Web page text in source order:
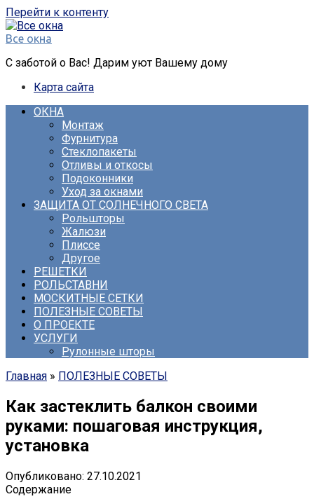
Перейти к контенту
Все окна
С заботой о Вас! Дарим уют Вашему дому
Карта сайта
ОКНА
Монтаж
Фурнитура
Стеклопакеты
Отливы и откосы
Подоконники
Уход за окнами
ЗАЩИТА ОТ СОЛНЕЧНОГО СВЕТА
Рольшторы
Жалюзи
Плиссе
Другое
РЕШЕТКИ
РОЛЬСТАВНИ
МОСКИТНЫЕ СЕТКИ
ПОЛЕЗНЫЕ СОВЕТЫ
О ПРОЕКТЕ
УСЛУГИ
Рулонные шторы
Главная » ПОЛЕЗНЫЕ СОВЕТЫ
Как застеклить балкон своими
руками: пошаговая инструкция,
установка
Опубликовано: 27.10.2021
Содержание